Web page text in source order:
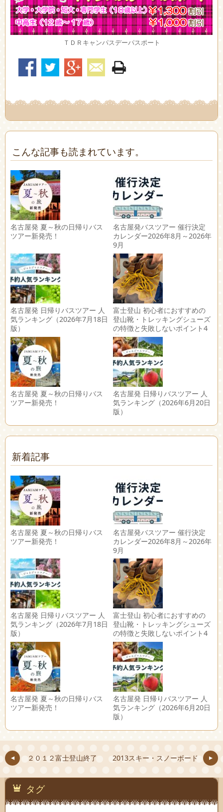
ＴＤＲキャンパスデーパスポート
こんな記事も読まれています。
名古屋発 夏～秋の日帰りバス
ツアー新発売！
名古屋発バスツアー 催行決定
カレンダー2026年8月～2026年
9月
名古屋発 日帰りバスツアー 人
気ランキング（2026年7月18日
版）
富士登山 初心者におすすめの
登山靴・トレッキングシューズ
の特徴と失敗しないポイント4
選
名古屋発 夏～秋の日帰りバス
ツアー新発売！
名古屋発 日帰りバスツアー 人
気ランキング（2026年6月20日
版）
新着記事
名古屋発 夏～秋の日帰りバス
ツアー新発売！
名古屋発バスツアー 催行決定
カレンダー2026年8月～2026年
9月
名古屋発 日帰りバスツアー 人
気ランキング（2026年7月18日
版）
富士登山 初心者におすすめの
登山靴・トレッキングシューズ
の特徴と失敗しないポイント4
選
名古屋発 夏～秋の日帰りバス
ツアー新発売！
名古屋発 日帰りバスツアー 人
気ランキング（2026年6月20日
版）
２０１２富士登山終了 2013スキー・スノーボード
タグ